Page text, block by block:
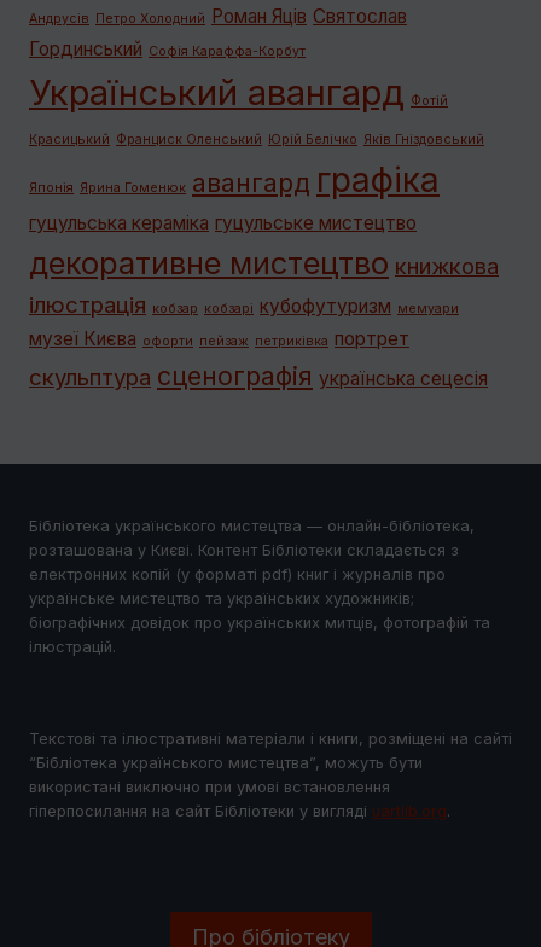
Андрусів Петро Холодний Роман Яців Святослав
Гординський Софія Караффа-Корбут
Український авангард Фотій
Красицький Франциск Оленський Юрій Белічко Яків Гніздовський
Японія Ярина Гоменюк авангард графiка
гуцульська кераміка гуцульське мистецтво
декоративне мистецтво книжкова
ілюстрація кобзар кобзарі кубофутуризм мемуари
музеї Києва офорти пейзаж петриківка портрет
скульптура сценографія українська сецесія
Бібліотека українського мистецтва — онлайн-бібліотека,
розташована у Києві. Контент Бібліотеки складається з
електронних копій (у форматі pdf) книг і журналів про
українське мистецтво та українських художників;
біографічних довідок про українських митців, фотографій та
ілюстрацій.
Текстові та ілюстративні матеріали і книги, розміщені на сайті
“Бібліотека українського мистецтва”, можуть бути
використані виключно при умові встановлення
гіперпосилання на сайт Бібліотеки у виглядi uartlib.org.
Про бібліотеку